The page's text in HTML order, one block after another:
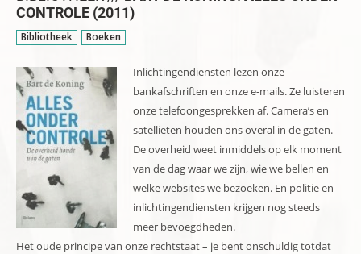
CONTROLE (2011)
Bibliotheek Boeken
Inlichtingendiensten lezen onze
bankafschriften en onze e-mails. Ze luisteren
onze telefoongesprekken af. Camera’s en
satellieten houden ons overal in de gaten.
De overheid weet inmiddels op elk moment
van de dag waar we zijn, wie we bellen en
welke websites we bezoeken. En politie en
inlichtingendiensten krijgen nog steeds
meer bevoegdheden.
Het oude principe van onze rechtstaat – je bent onschuldig totdat